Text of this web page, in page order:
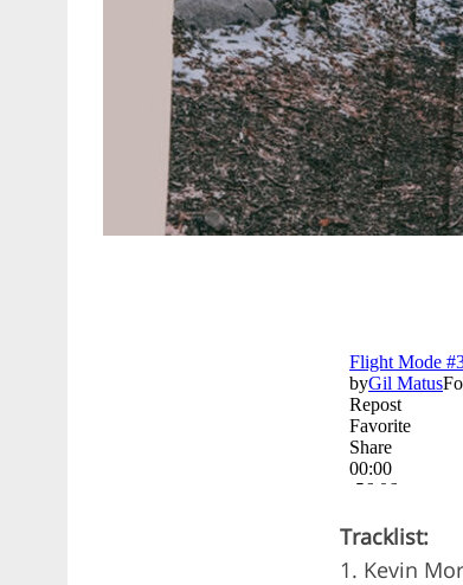
Tracklist:
1. Kevin